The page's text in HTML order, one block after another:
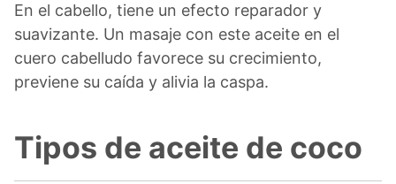
En el cabello, tiene un efecto reparador y
suavizante. Un masaje con este aceite en el
cuero cabelludo favorece su crecimiento,
previene su caída y alivia la caspa.
Tipos de aceite de coco